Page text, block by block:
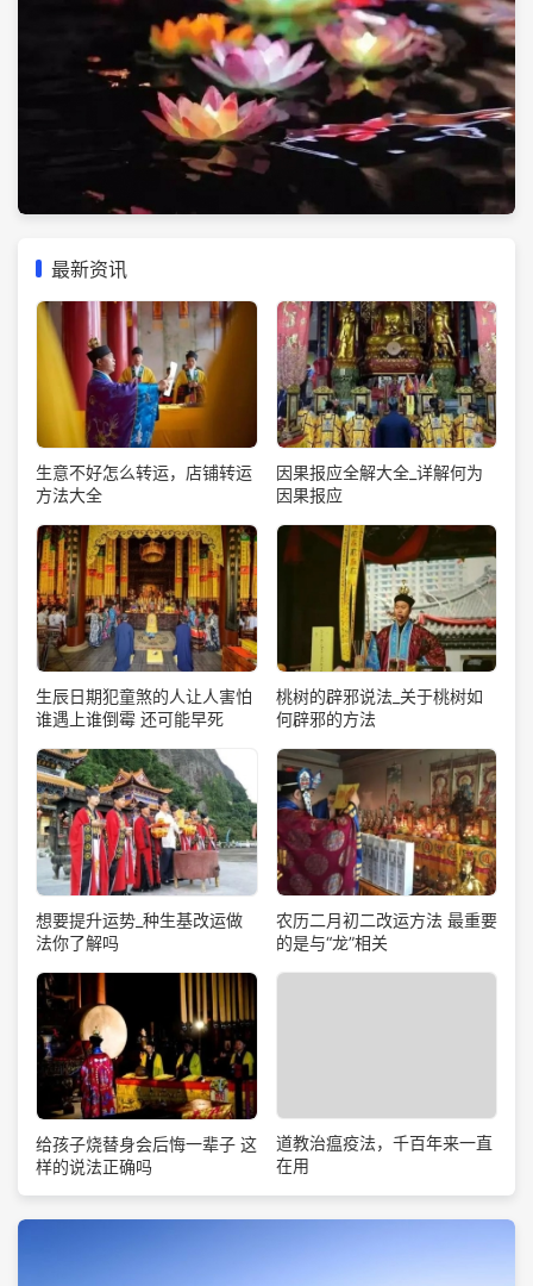
最新资讯
生意不好怎么转运，店铺转运
方法大全
因果报应全解大全_详解何为
因果报应
生辰日期犯童煞的人让人害怕
谁遇上谁倒霉 还可能早死
桃树的辟邪说法_关于桃树如
何辟邪的方法
想要提升运势_种生基改运做
法你了解吗
农历二月初二改运方法 最重要
的是与“龙”相关
给孩子烧替身会后悔一辈子 这
样的说法正确吗
道教治瘟疫法，千百年来一直
在用